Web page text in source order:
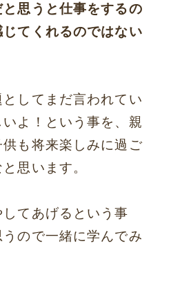
思うと仕事をするの
てくれるのではない
してまだ言われてい
よ！という事を、親
も将来楽しみに過ご
思います。
てあげるという事
ので一緒に学んでみ